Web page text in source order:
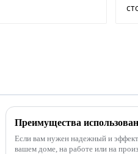
Если вам нужен надежный и
вашем доме, на работе или на